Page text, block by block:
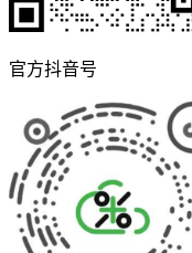
官方抖音号